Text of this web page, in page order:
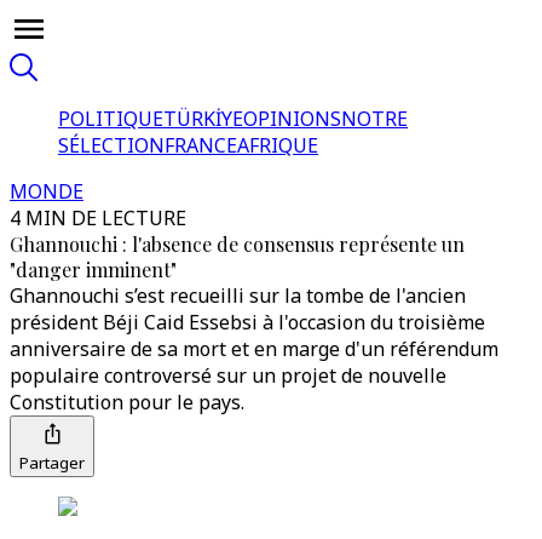
POLITIQUETÜRKİYEOPINIONSNOTRE
SÉLECTIONFRANCEAFRIQUE
MONDE
4 MIN DE LECTURE
Ghannouchi : l'absence de consensus représente un
"danger imminent"
Ghannouchi s’est recueilli sur la tombe de l'ancien
président Béji Caid Essebsi à l'occasion du troisième
anniversaire de sa mort et en marge d'un référendum
populaire controversé sur un projet de nouvelle
Constitution pour le pays.
Partager